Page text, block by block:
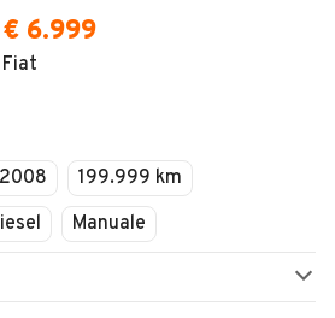
€ 6.999
Fiat
199.999 km
Manuale